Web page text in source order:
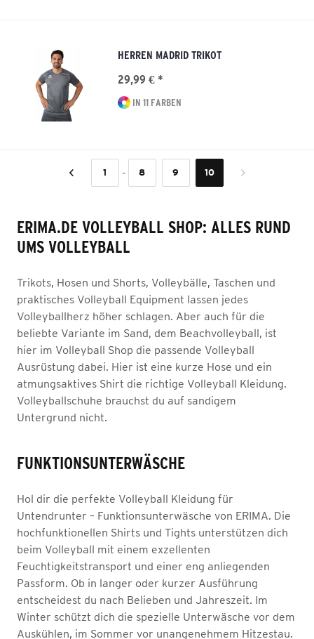
HERREN MADRID TRIKOT
29,99 € *
IN 11 FARBEN
1 - 8 9 10
ERIMA.DE VOLLEYBALL SHOP: ALLES RUND
UMS VOLLEYBALL
Trikots, Hosen und Shorts, Volleybälle, Taschen und
praktisches Volleyball Equipment lassen jedes
Volleyballherz höher schlagen. Aber auch für die
beliebte Variante im Sand, dem Beachvolleyball, ist
hier im Volleyball Shop die passende Volleyball
Ausrüstung dabei. Hier ist eine kurze Hose und ein
atmungsaktives Shirt die richtige Volleyball Kleidung.
Volleyballschuhe brauchst du auf sandigem
Untergrund nicht.
FUNKTIONSUNTERWÄSCHE
Hol dir die perfekte Volleyball Kleidung für
Untendrunter – Funktionsunterwäsche von ERIMA. Die
hochfunktionellen Shirts und Tights unterstützen dich
beim Volleyball mit einem exzellenten
Feuchtigkeitstransport und einer eng anliegenden
Passform. Ob in langer oder kurzer Ausführung
entscheidest du nach Belieben und Jahreszeit. Im
Winter schützt dich die spezielle Unterwäsche vor dem
Auskühlen, im Sommer vor unangenehmem Hitzestau.